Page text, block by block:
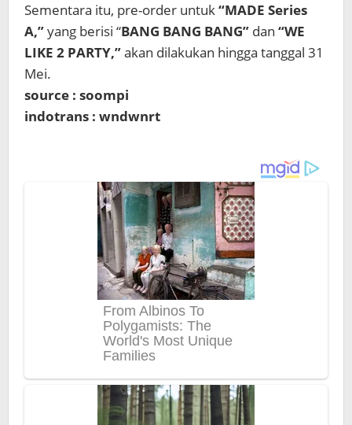
Sementara itu, pre-order untuk“MADE Series
A,”yang berisi “BANG BANG BANG” dan “WE
LIKE 2 PARTY,”akan dilakukan hingga tanggal 31
Mei.
source : soompi
indotrans : wndwnrt